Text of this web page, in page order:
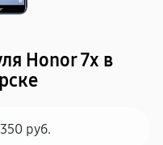
Honor 7x в
350 руб.